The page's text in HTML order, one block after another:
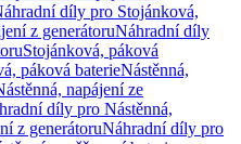
díly pro Stojánková,
z generátoruNáhradní díly
Stojánková, páková
páková baterieNástěnná,
napájení ze
díly pro Nástěnná,
z generátoruNáhradní díly pro